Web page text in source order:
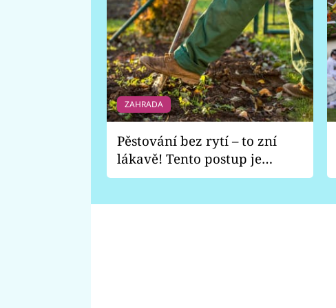
ZAHRADA
Pěstování bez rytí – to zní
lákavě! Tento postup je
vhodný jen pro některé